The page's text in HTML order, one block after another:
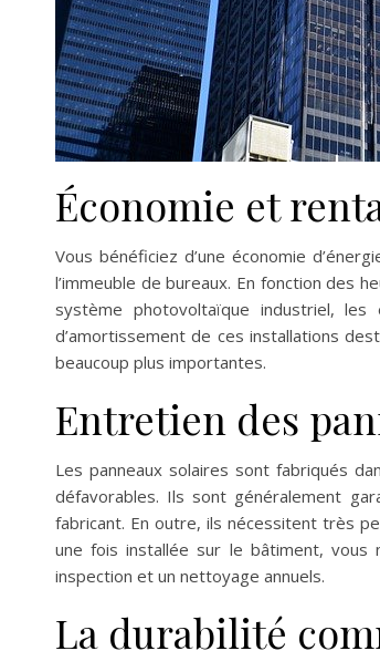
Économie et
Vous bénéficiez d’une économie
l’immeuble de bureaux. En fonction des
système photovoltaïque industriel,
d’amortissement de ces installations
beaucoup plus importantes.
Entretien des
Les panneaux solaires sont fabriqués
défavorables. Ils sont généralement
fabricant. En outre, ils nécessitent très
une fois installée sur le bâtiment, vous
inspection et un nettoyage annuels.
La durabilité